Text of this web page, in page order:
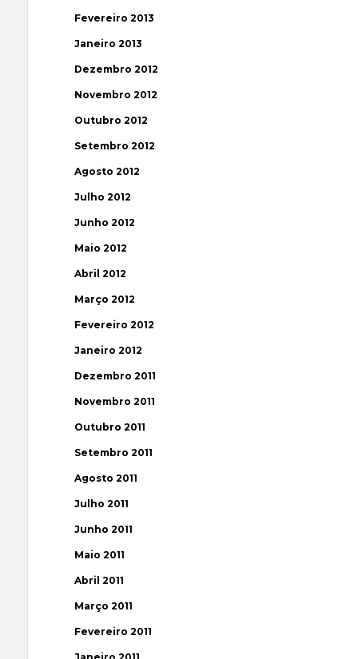
Fevereiro 2013
Janeiro 2013
Dezembro 2012
Novembro 2012
Outubro 2012
Setembro 2012
Agosto 2012
Julho 2012
Junho 2012
Maio 2012
Abril 2012
Março 2012
Fevereiro 2012
Janeiro 2012
Dezembro 2011
Novembro 2011
Outubro 2011
Setembro 2011
Agosto 2011
Julho 2011
Junho 2011
Maio 2011
Abril 2011
Março 2011
Fevereiro 2011